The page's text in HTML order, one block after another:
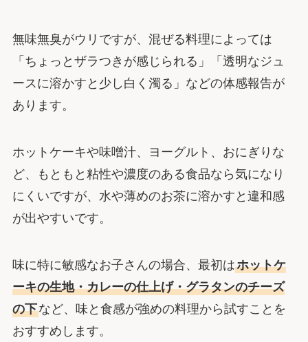
無味無臭がウリですが、混ぜる料理によっては
「ちょっとザラつきが感じられる」「透明なジュ
ースに溶かすと少し白く濁る」などの体感報告が
あります。
ホットケーキや味噌汁、ヨーグルト、おにぎりな
ど、もともと粘性や濃度のある食品なら気になり
にくいですが、水や薄めのお茶に溶かすと違和感
が出やすいです。
味に特に敏感なお子さんの場合、最初はホットケ
ーキの生地・カレーの仕上げ・グラタンのチーズ
の下など、味と食感が強めの料理から試すことを
おすすめします。